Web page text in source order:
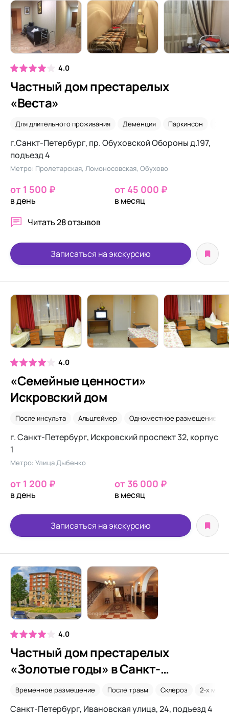
4.0
Частный дом престарелых
«Веста»
Для длительного проживания Деменция Паркинсон
г.Санкт-Петербург, пр. Обуховской Обороны д.197,
подъезд 4
Метро: Пролетарская, Ломоносовская, Обухово
от 1 500 ₽
в день
от 45 000 ₽
в месяц
Читать28 отзывов
Записаться на экскурсию
4.0
«Семейные ценности»
Искровский дом
После инсульта Альцгеймер Одноместное размещение
г. Санкт-Петербург, Искровский проспект 32, корпус
1
Метро: Улица Дыбенко
от 1 200 ₽
в день
от 36 000 ₽
в месяц
Записаться на экскурсию
4.0
Частный дом престарелых
«Золотые годы» в Санкт-
Петербурге
Временное размещение После травм Склероз 2-х
Санкт-Петербург, Ивановская улица, 24, подъезд 4